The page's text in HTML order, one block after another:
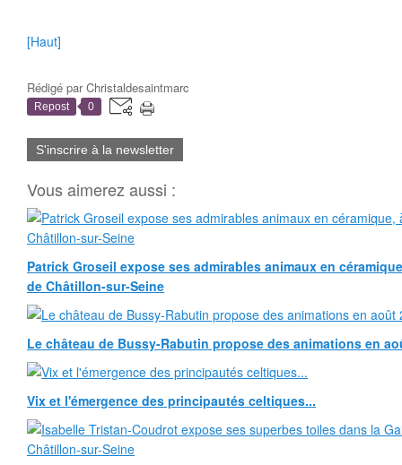
[Haut]
Rédigé parChristaldesaintmarc
Repost 0
S'inscrire à la newsletter
Vous aimerez aussi :
Patrick Groseil expose ses admirables animaux en
de Châtillon-sur-Seine
Le château de Bussy-Rabutin propose des animations en
Vix et l'émergence des principautés celtiques...